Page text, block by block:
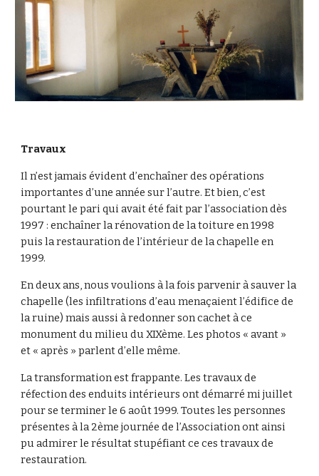
Travaux
Il n’est jamais évident d’enchaîner des opérations
importantes d’une année sur l’autre. Et bien, c’est
pourtant le pari qui avait été fait par l’association dès
1997 : enchaîner la rénovation de la toiture en 1998
puis la restauration de l’intérieur de la chapelle en
1999.
En deux ans, nous voulions à la fois parvenir à sauver la
chapelle (les infiltrations d’eau menaçaient l’édifice de
la ruine) mais aussi à redonner son cachet à ce
monument du milieu du XIXème. Les photos « avant »
et « après » parlent d’elle même.
La transformation est frappante. Les travaux de
réfection des enduits intérieurs ont démarré mi juillet
pour se terminer le 6 août 1999. Toutes les personnes
présentes à la 2ème journée de l’Association ont ainsi
pu admirer le résultat stupéfiant ce ces travaux de
restauration.